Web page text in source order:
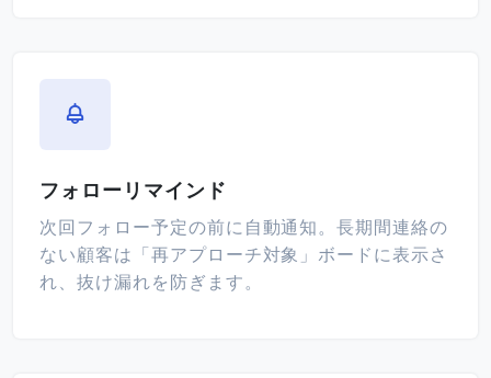
フォローリマインド
次回フォロー予定の前に自動通知。長期間連絡の
ない顧客は「再アプローチ対象」ボードに表示さ
れ、抜け漏れを防ぎます。